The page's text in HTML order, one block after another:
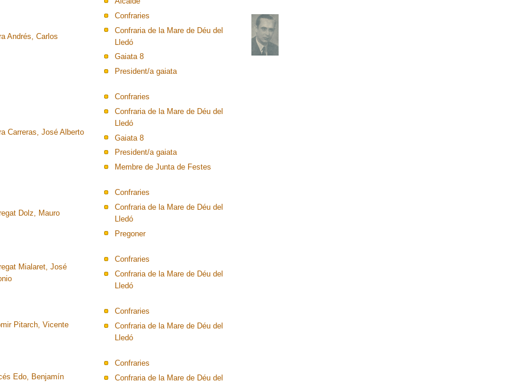
Andrés, Carlos
Confraries
Confraria de la Mare de Déu del
Lledó
Gaiata 8
President/a gaiata
Carreras, José Alberto
Confraries
Confraria de la Mare de Déu del
Lledó
Gaiata 8
President/a gaiata
Membre de Junta de Festes
Dolz, Mauro
Confraries
Confraria de la Mare de Déu del
Lledó
Pregoner
Mialaret, José
Confraries
Confraria de la Mare de Déu del
Lledó
Pitarch, Vicente
Confraries
Confraria de la Mare de Déu del
Lledó
Edo, Benjamín
Confraries
Confraria de la Mare de Déu del